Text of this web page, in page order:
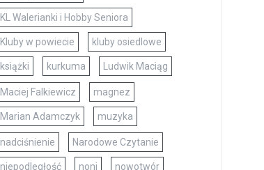
KL Walerianki i Hobby Seniora
Kluby w powiecie kluby osiedlowe
książki kurkuma Ludwik Maciąg
Maciej Falkiewicz magnez
Marian Adamczyk muzyka
nadciśnienie Narodowe Czytanie
niepodległość noni nowotwór